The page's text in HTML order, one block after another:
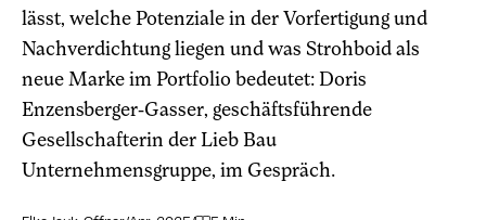
lässt, welche Potenziale in der Vorfertigung und
Nachverdichtung liegen und was Strohboid als
neue Marke im Portfolio bedeutet: Doris
Enzensberger-Gasser, geschäftsführende
Gesellschafterin der Lieb Bau
Unternehmensgruppe, im Gespräch.